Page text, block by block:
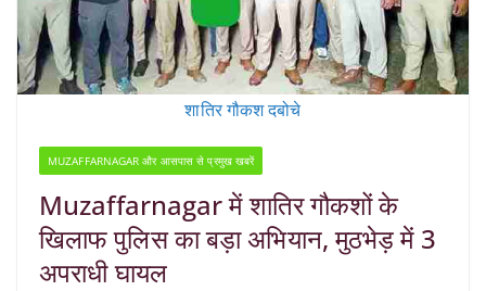
शातिर गौकश दबोचे
MUZAFFARNAGAR और आसपास से प्रमुख खबरें
Muzaffarnagar में शातिर गौकशों के
खिलाफ पुलिस का बड़ा अभियान, मुठभेड़ में 3
अपराधी घायल